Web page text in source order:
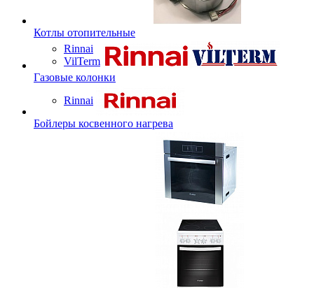
Котлы отопительные
Rinnai
VilTerm
Газовые колонки
Rinnai
Бойлеры косвенного нагрева